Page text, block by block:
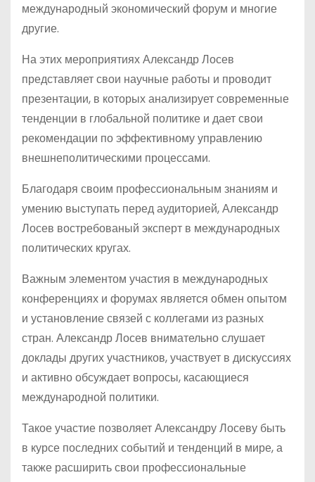
международный экономический форум и многие
другие.
На этих мероприятиях Александр Лосев
представляет свои научные работы и проводит
презентации, в которых анализирует современные
тенденции в глобальной политике и дает свои
рекомендации по эффективному управлению
внешнеполитическими процессами.
Благодаря своим профессиональным знаниям и
умению выступать перед аудиторией, Александр
Лосев востребованый эксперт в международных
политических кругах.
Важным элементом участия в международных
конференциях и форумах является обмен опытом
и установление связей с коллегами из разных
стран. Александр Лосев внимательно слушает
доклады других участников, участвует в дискуссиях
и активно обсуждает вопросы, касающиеся
международной политики.
Такое участие позволяет Александру Лосеву быть
в курсе последних событий и тенденций в мире, а
также расширить свои профессиональные